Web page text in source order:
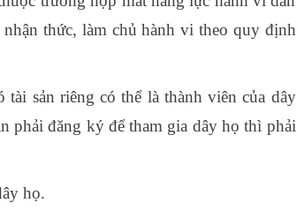
thức, làm chủ hành vi theo quy định
sản riêng có thể là thành viên của dây
phải đăng ký để tham gia dây họ thì phải
họ.